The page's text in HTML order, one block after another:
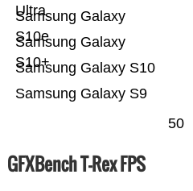
Samsung Galaxy S9
Samsung Galaxy S10
Samsung Galaxy
S10+
Samsung Galaxy
S10e
Ultra
50
GFXBench T-Rex FPS